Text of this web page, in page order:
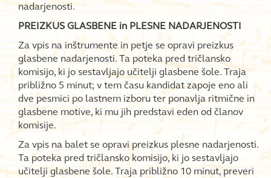
nadarjenosti.
PREIZKUS GLASBENE in PLESNE NADARJENOSTI
Za vpis na inštrumente in petje se opravi preizkus
glasbene nadarjenosti. Ta poteka pred tričlansko
komisijo, ki jo sestavljajo učitelji glasbene šole. Traja
približno 5 minut; v tem času kandidat zapoje eno ali
dve pesmici po lastnem izboru ter ponavlja ritmične in
glasbene motive, ki mu jih predstavi eden od članov
komisije.
Za vpis na balet se opravi preizkus plesne nadarjenosti.
Ta poteka pred tričlansko komisijo, ki jo sestavljajo
učitelji glasbene šole. Traja približno 10 minut, preveri